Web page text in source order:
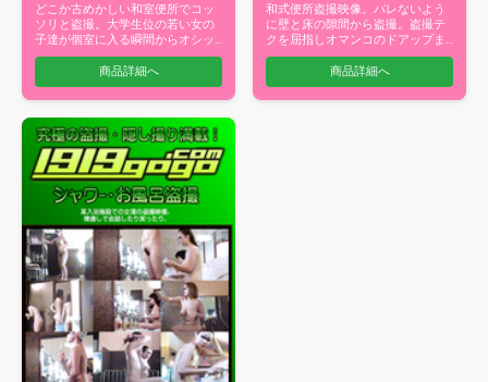
どこか古めかしい和室便所でコッ
ソリと盗撮。大学生位の若い女の
子達が個室に入る瞬間からオシッ
コするして…
商品詳細へ
和式便所盗撮映像。バレないよう
に壁と床の隙間から盗撮。盗撮テ
クを屈指しオマンコのドアップま
で鮮明映像…
商品詳細へ